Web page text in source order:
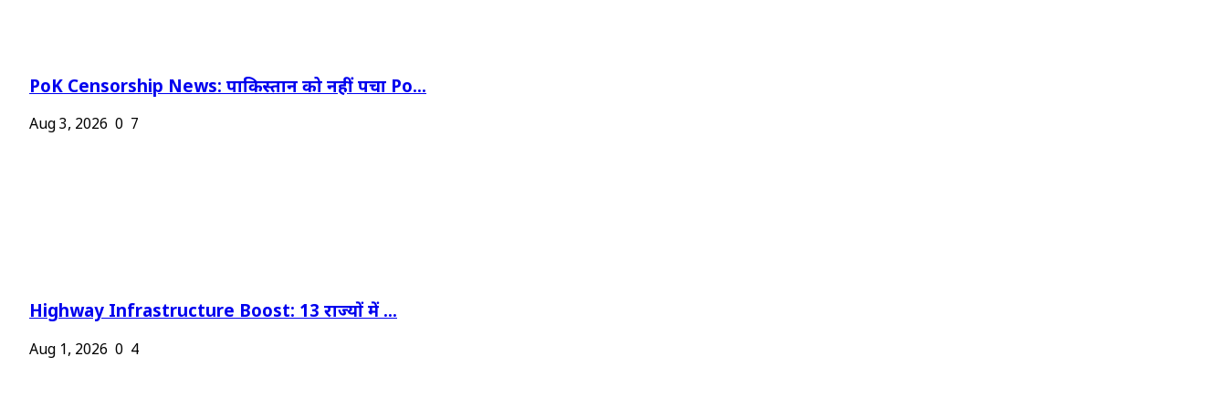
PoK Censorship News: पाकिस्तान को नहीं पचा Po...
Aug 3, 2026 0 7
Highway Infrastructure Boost: 13 राज्यों में ...
Aug 1, 2026 0 4